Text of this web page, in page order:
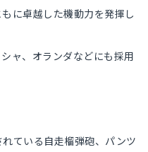
に卓越した機動力を発揮し
ャ、オランダなどにも採用
ている自走榴弾砲、パンツ